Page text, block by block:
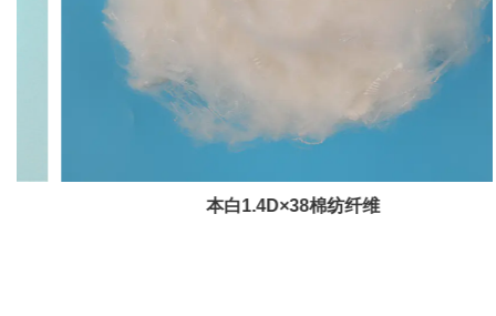
本白1.4D×38棉纺纤维